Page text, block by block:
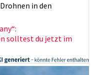
in den
solltest du jetzt im